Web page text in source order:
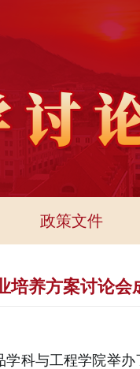
政策文件
培养方案讨论会
科与工程学院举